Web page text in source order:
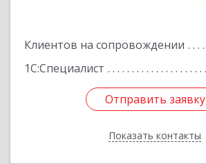
Клиентов на сопровождении
1С:Специалист
Отправить заявку
Показать контакты
Отправить заявку
Назад